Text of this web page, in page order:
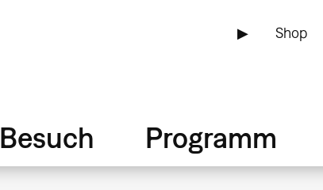
▶ Shop
Besuch Programm